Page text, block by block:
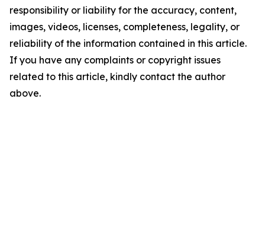
responsibility or liability for the accuracy, content,
images, videos, licenses, completeness, legality, or
reliability of the information contained in this article.
If you have any complaints or copyright issues
related to this article, kindly contact the author
above.